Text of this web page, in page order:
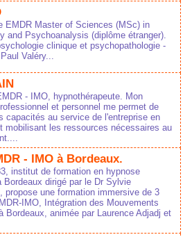
EMDR Master of Sciences (MSc) in
and Psychoanalysis (diplôme étranger).
clinique et psychopathologie -
Valéry...
- IMO, hypnothérapeute. Mon
et personnel me permet de
capacités au service de l'entreprise en
mobilisant les ressources nécessaires au
- IMO à Bordeaux.
institut de formation en hypnose
Bordeaux dirigé par le Dr Sylvie
propose une formation immersive de 3
IMO, Intégration des Mouvements
Bordeaux, animée par Laurence Adjadj et